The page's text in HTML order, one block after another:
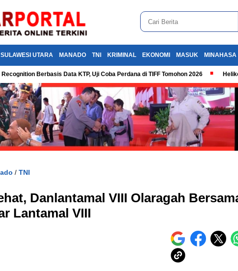
SULAWESI UTARA MANADO TNI KRIMINAL EKONOMI MASUK MINAHASA
Berbasis Data KTP, Uji Coba Perdana di TIFF Tomohon 2026
/ TNI
Danlantamal VIII Olaragah
Lantamal VIII